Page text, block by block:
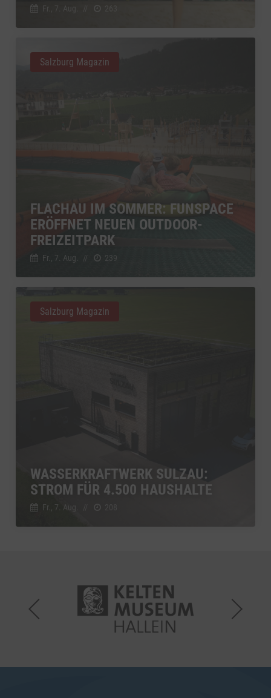
Fr., 7. Aug. 263
FLACHAU IM SOMMER: FUNSPACE
ERÖFFNET NEUEN OUTDOOR-
FREIZEITPARK
Fr., 7. Aug. // 239
Salzburg Magazin
WASSERKRAFTWERK SULZAU:
STROM FÜR 4.500 HAUSHALTE
Fr., 7. Aug.
Salzburg Magazin